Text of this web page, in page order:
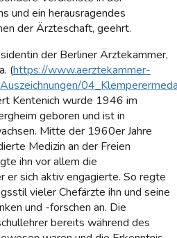
und ein herausragendes
der Ärzteschaft, geehrt.
der Berliner Ärztekammer,
(https://www.aerztekammer-
Kentenich wurde 1946 im
geboren und ist in
Mitte der 1960er Jahre
Medizin an der Freien
ihn vor allem die
er sich aktiv engagierte. So regte
vieler Chefärzte ihn und seine
und -forschen an. Die
bereits während des